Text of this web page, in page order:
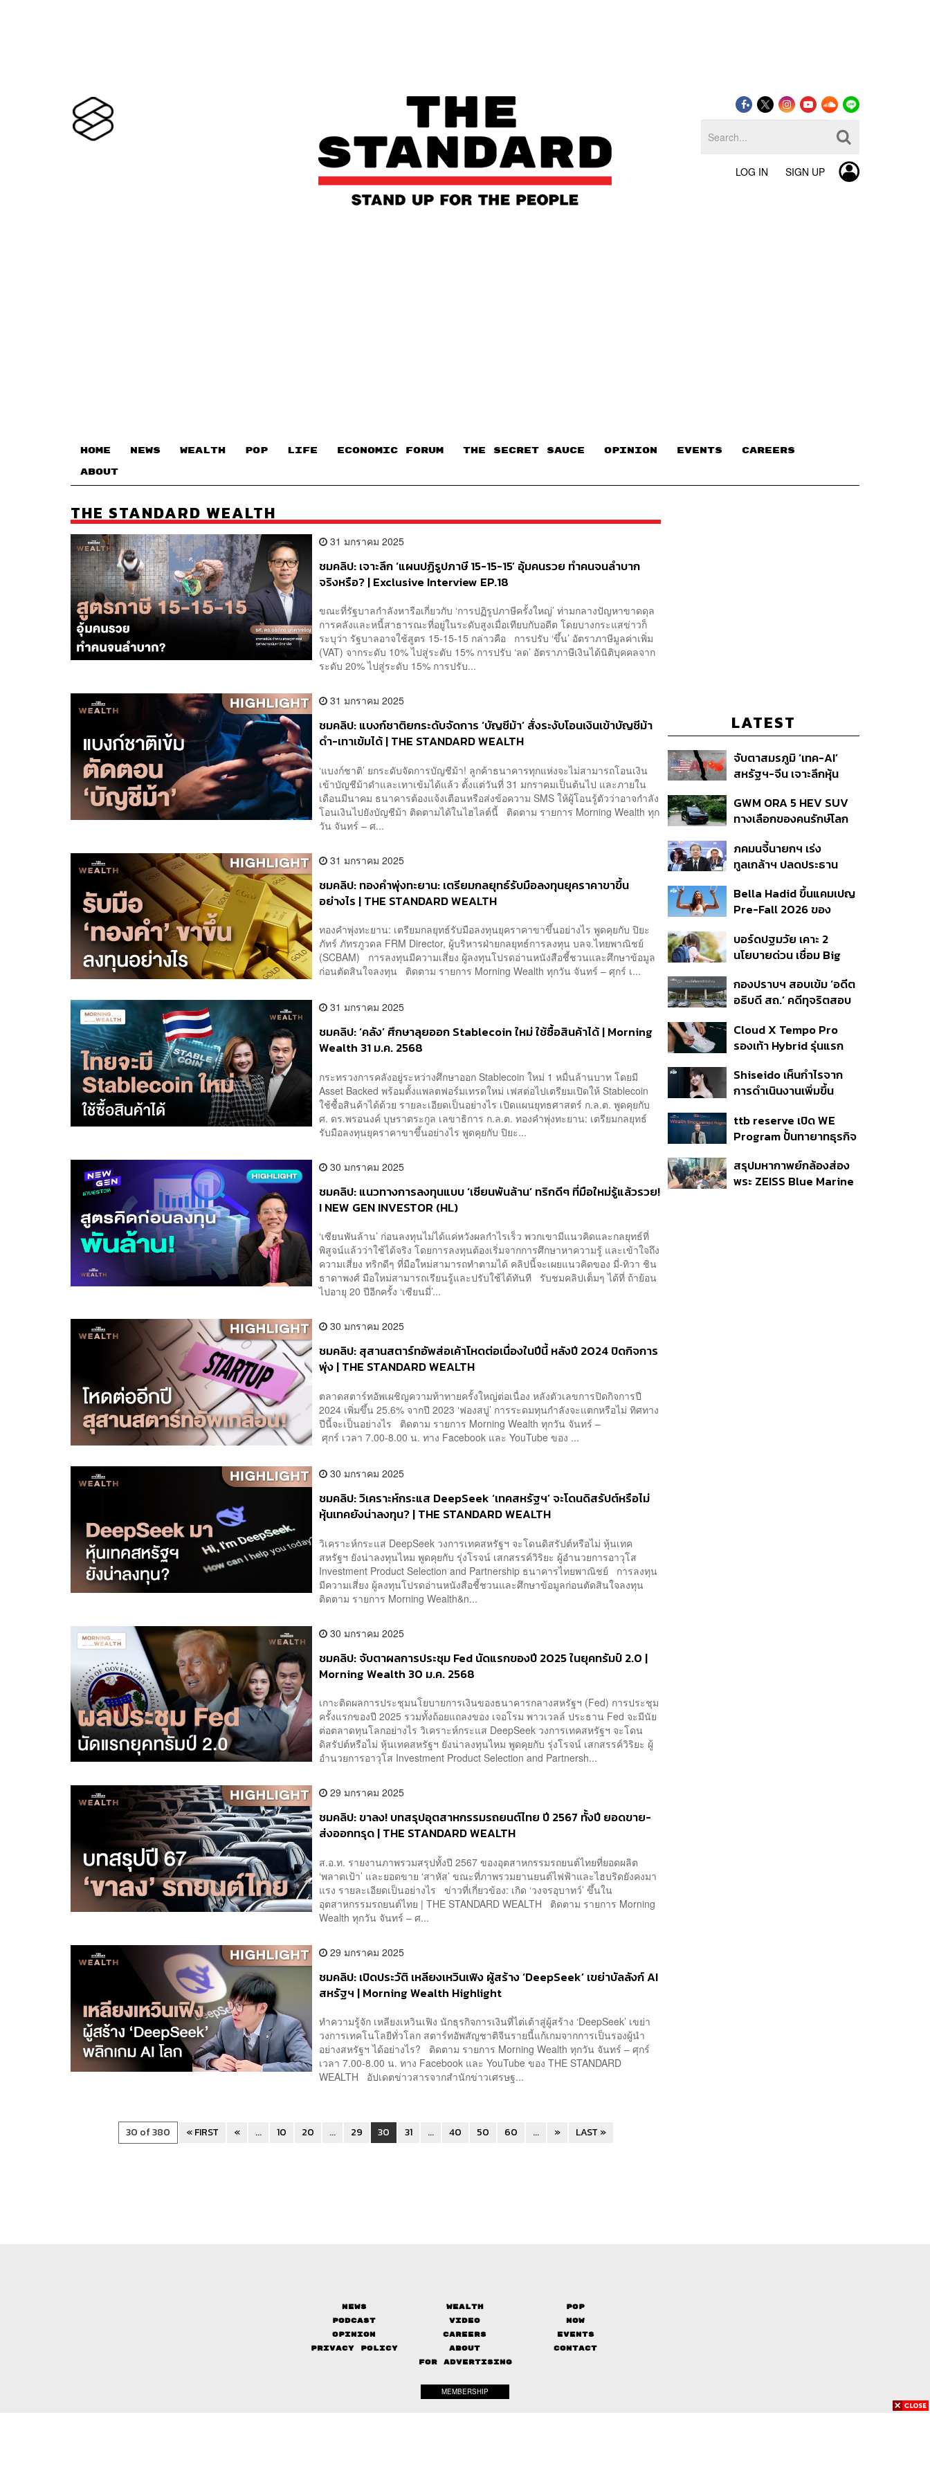
LOG IN SIGN UP
HOME NEWS WEALTH POP LIFE ECONOMIC FORUM THE SECRET SAUCE​ OPINION EVENTS CAREERS
ABOUT
THE STANDARD WEALTH
31 มกราคม 2025
ชมคลิป: เจาะลึก ‘แผนปฏิรูปภาษี 15-15-15’ อุ้มคนรวย ทำคนจนลำบาก
จริงหรือ? | Exclusive Interview EP.18
ขณะที่รัฐบาลกำลังหารือเกี่ยวกับ ‘การปฏิรูปภาษีครั้งใหญ่’ ท่ามกลางปัญหาขาดดุล
การคลังและหนี้สาธารณะที่อยู่ในระดับสูงเมื่อเทียบกับอดีต โดยบางกระแสข่าวก็
ระบุว่า รัฐบาลอาจใช้สูตร 15-15-15 กล่าวคือ การปรับ ‘ขึ้น’ อัตราภาษีมูลค่าเพิ่ม
(VAT) จากระดับ 10% ไปสู่ระดับ 15% การปรับ ‘ลด’ อัตราภาษีเงินได้นิติบุคคลจาก
ระดับ 20% ไปสู่ระดับ 15% การปรับ...
31 มกราคม 2025
ชมคลิป: แบงก์ชาติยกระดับจัดการ ‘บัญชีม้า’ สั่งระงับโอนเงินเข้าบัญชีม้า
ดำ-เทาเข้มได้ | THE STANDARD WEALTH
‘แบงก์ชาติ’ ยกระดับจัดการบัญชีม้า! ลูกค้าธนาคารทุกแห่งจะไม่สามารถโอนเงิน
เข้าบัญชีม้าดำและเทาเข้มได้แล้ว ตั้งแต่วันที่ 31 มกราคมเป็นต้นไป และภายใน
เดือนมีนาคม ธนาคารต้องแจ้งเตือนหรือส่งข้อความ SMS ให้ผู้โอนรู้ตัวว่าอาจกำลัง
โอนเงินไปยังบัญชีม้า ติดตามได้ในไฮไลต์นี้ ติดตาม รายการ Morning Wealth ทุก
วัน จันทร์ – ศ...
31 มกราคม 2025
ชมคลิป: ทองคำพุ่งทะยาน: เตรียมกลยุทธ์รับมือลงทุนยุคราคาขาขึ้น
อย่างไร | THE STANDARD WEALTH
ทองคำพุ่งทะยาน: เตรียมกลยุทธ์รับมือลงทุนยุคราคาขาขึ้นอย่างไร พูดคุยกับ ปิยะ
ภัทร์ ภัทรภูวดล FRM Director, ผู้บริหารฝ่ายกลยุทธ์การลงทุน บลจ.ไทยพาณิชย์
(SCBAM) การลงทุนมีความเสี่ยง ผู้ลงทุนโปรดอ่านหนังสือชี้ชวนและศึกษาข้อมูล
ก่อนตัดสินใจลงทุน ติดตาม รายการ Morning Wealth ทุกวัน จันทร์ – ศุกร์ เ...
31 มกราคม 2025
ชมคลิป: ‘คลัง’ ศึกษาลุยออก Stablecoin ใหม่ ใช้ซื้อสินค้าได้ | Morning
Wealth 31 ม.ค. 2568
กระทรวงการคลังอยู่ระหว่างศึกษาออก Stablecoin ใหม่ 1 หมื่นล้านบาท โดยมี
Asset Backed พร้อมตั้งแพลตฟอร์มเทรดใหม่ เฟสต่อไปเตรียมเปิดให้ Stablecoin
ใช้ซื้อสินค้าได้ด้วย รายละเอียดเป็นอย่างไร เปิดแผนยุทธศาสตร์ ก.ล.ต. พูดคุยกับ
ศ. ดร.พรอนงค์ บุษราตระกูล เลขาธิการ ก.ล.ต. ทองคำพุ่งทะยาน: เตรียมกลยุทธ์
รับมือลงทุนยุคราคาขาขึ้นอย่างไร พูดคุยกับ ปิยะ...
30 มกราคม 2025
ชมคลิป: แนวทางการลงทุนแบบ ‘เซียนพันล้าน’ ทริกดีๆ ที่มือใหม่รู้แล้วรวย!
I NEW GEN INVESTOR (HL)
‘เซียนพันล้าน’ ก่อนลงทุนไม่ได้แค่หวังผลกำไรเร็ว พวกเขามีแนวคิดและกลยุทธ์ที่
พิสูจน์แล้วว่าใช้ได้จริง โดยการลงทุนต้องเริ่มจากการศึกษาหาความรู้ และเข้าใจถึง
ความเสี่ยง ทริกดีๆ ที่มือใหม่สามารถทำตามได้ คลิปนี้จะเผยแนวคิดของ มี่-ทิวา ชิน
ธาดาพงศ์ มือใหม่สามารถเรียนรู้และปรับใช้ได้ทันที รับชมคลิปเต็มๆ ได้ที่ ถ้าย้อน
ไปอายุ 20 ปีอีกครั้ง ‘เซียนมี่’...
30 มกราคม 2025
ชมคลิป: สุสานสตาร์ทอัพส่อเค้าโหดต่อเนื่องในปีนี้ หลังปี 2024 ปิดกิจการ
พุ่ง | THE STANDARD WEALTH
ตลาดสตาร์ทอัพเผชิญความท้าทายครั้งใหญ่ต่อเนื่อง หลังตัวเลขการปิดกิจการปี
2024 เพิ่มขึ้น 25.6% จากปี 2023 ‘ฟองสบู่’ การระดมทุนกำลังจะแตกหรือไม่ ทิศทาง
ปีนี้จะเป็นอย่างไร ติดตาม รายการ Morning Wealth ทุกวัน จันทร์ –
ศุกร์ เวลา 7.00-8.00 น. ทาง Facebook และ YouTube ของ ...
30 มกราคม 2025
ชมคลิป: วิเคราะห์กระแส DeepSeek ‘เทคสหรัฐฯ’ จะโดนดิสรัปต์หรือไม่
หุ้นเทคยังน่าลงทุน? | THE STANDARD WEALTH
วิเคราะห์กระแส DeepSeek วงการเทคสหรัฐฯ จะโดนดิสรัปต์หรือไม่ หุ้นเทค
สหรัฐฯ ยังน่าลงทุนไหม พูดคุยกับ รุ่งโรจน์ เสกสรรค์วิริยะ ผู้อำนวยการอาวุโส
Investment Product Selection and Partnership ธนาคารไทยพาณิชย์ การลงทุน
มีความเสี่ยง ผู้ลงทุนโปรดอ่านหนังสือชี้ชวนและศึกษาข้อมูลก่อนตัดสินใจลงทุน
ติดตาม รายการ Morning Wealth&n...
30 มกราคม 2025
ชมคลิป: จับตาผลการประชุม Fed นัดแรกของปี 2025 ในยุคทรัมป์ 2.0 |
Morning Wealth 30 ม.ค. 2568
เกาะติดผลการประชุมนโยบายการเงินของธนาคารกลางสหรัฐฯ (Fed) การประชุม
ครั้งแรกของปี 2025 รวมทั้งถ้อยแถลงของ เจอโรม พาวเวลล์ ประธาน Fed จะมีนัย
ต่อตลาดทุนโลกอย่างไร วิเคราะห์กระแส DeepSeek วงการเทคสหรัฐฯ จะโดน
ดิสรัปต์หรือไม่ หุ้นเทคสหรัฐฯ ยังน่าลงทุนไหม พูดคุยกับ รุ่งโรจน์ เสกสรรค์วิริยะ ผู้
อำนวยการอาวุโส Investment Product Selection and Partnersh...
29 มกราคม 2025
ชมคลิป: ขาลง! บทสรุปอุตสาหกรรมรถยนต์ไทย ปี 2567 ทั้งปี ยอดขาย-
ส่งออกทรุด | THE STANDARD WEALTH
ส.อ.ท. รายงานภาพรวมสรุปทั้งปี 2567 ของอุตสาหกรรมรถยนต์ไทยที่ยอดผลิต
‘พลาดเป้า’ และยอดขาย ‘สาหัส’ ขณะที่ภาพรวมยานยนต์ไฟฟ้าและไฮบริดยังคงมา
แรง รายละเอียดเป็นอย่างไร ข่าวที่เกี่ยวข้อง: เกิด ‘วงจรอุบาทว์’ ขึ้นใน
อุตสาหกรรมรถยนต์ไทย | THE STANDARD WEALTH ติดตาม รายการ Morning
Wealth ทุกวัน จันทร์ – ศ...
29 มกราคม 2025
ชมคลิป: เปิดประวัติ เหลียงเหวินเฟิง ผู้สร้าง ‘DeepSeek’ เขย่าบัลลังก์ AI
สหรัฐฯ | Morning Wealth Highlight
ทำความรู้จัก เหลียงเหวินเฟิง นักธุรกิจการเงินที่ไต่เต้าสู่ผู้สร้าง ‘DeepSeek’ เขย่า
วงการเทคโนโลยีทั่วโลก สตาร์ทอัพสัญชาติจีนรายนี้แก้เกมจากการเป็นรองผู้นำ
อย่างสหรัฐฯ ได้อย่างไร? ติดตาม รายการ Morning Wealth ทุกวัน จันทร์ – ศุกร์
เวลา 7.00-8.00 น. ทาง Facebook และ YouTube ของ THE STANDARD
WEALTH อัปเดตข่าวสารจากสำนักข่าวเศรษฐ...
30 of 380 « FIRST « ... 10 20 ... 29 30 31 ... 40 50 60 ... » LAST »
LATEST
จับตาสมรภูมิ ‘เทค-AI’
สหรัฐฯ-จีน เจาะลึกหุ้น
กลยุทธ์จัดพอร์ตสู้ศึก
Mega Trend 3-5 ปีข้าง
GWM ORA 5 HEV SUV
ทางเลือกของคนรักษ์โลก
ภคมนจี้นายกฯ เร่ง
ทูลเกล้าฯ ปลดประธาน
เสนอยุบกรรมการทั้งชุด
แล้วสรรหาใหม่
Bella Hadid ขึ้นแคมเปญ
Pre-Fall 2026 ของ
บอร์ดปฐมวัย เคาะ 2
นโยบายด่วน เชื่อม Big
เด็กตกหล่น-ห้ามสอบ
แข่งขันเด็กเล็ก เน้นเรียนรู้
กองปราบฯ สอบเข้ม ‘อดีต
อธิบดี สถ.’ คดีทุจริตสอบ
จ่อชง ป.ป.ช. 12 ส.ค. นี้
Cloud X Tempo Pro
รองเท้า Hybrid รุ่นแรก
Shiseido เห็นกำไรจาก
การดำเนินงานเพิ่มขึ้น
ปี 2026
ttb reserve เปิด WE
Program ปั้นทายาทธุรกิจ
ตั้งเป้าขยายฐานลูกค้าแตะ
11,000 ราย ดัน AUM
สรุปมหากาพย์กล้องส่อง
พระ ZEISS Blue Marine
News Wealth
Pop
Podcast
Video
Now
Opinion
Careers
Events
Privacy Policy
About
Contact
FOR ADVERTISING
MEMBERSHIP